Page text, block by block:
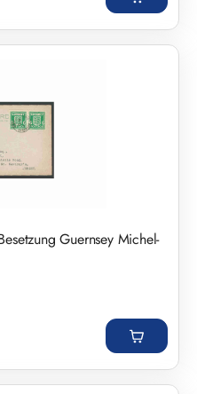
Guernsey Michel-